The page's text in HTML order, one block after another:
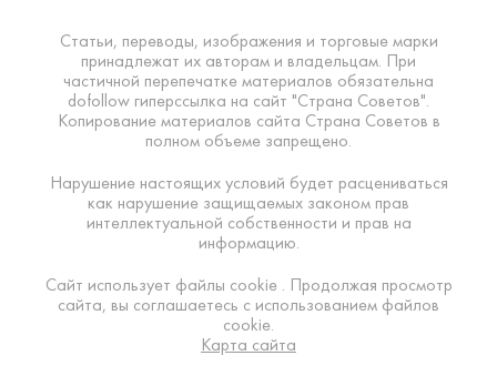
Статьи, переводы, изображения и торговые марки
принадлежат их авторам и владельцам. При
частичной перепечатке материалов обязательна
dofollow гиперссылка на сайт "Страна Советов".
Копирование материалов сайта Страна Советов в
полном объеме запрещено.
Нарушение настоящих условий будет расцениваться
как нарушение защищаемых законом прав
интеллектуальной собственности и прав на
информацию.
Сайт использует файлы cookie . Продолжая просмотр
сайта, вы соглашаетесь с использованием файлов
cookie.
Карта сайта